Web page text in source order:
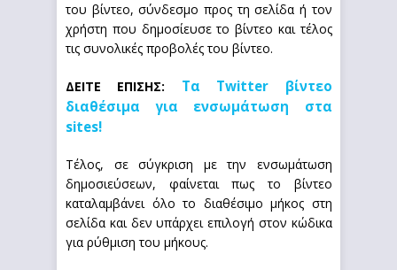
του βίντεο, σύνδεσμο προς τη σελίδα ή τον
χρήστη που δημοσίευσε το βίντεο και τέλος
τις συνολικές προβολές του βίντεο.
ΔΕΙΤΕ ΕΠΙΣΗΣ:
Τα Twitter βίντεο
διαθέσιμα για ενσωμάτωση στα
sites!
Τέλος, σε σύγκριση με την ενσωμάτωση
δημοσιεύσεων, φαίνεται πως το βίντεο
καταλαμβάνει όλο το διαθέσιμο μήκος στη
σελίδα και δεν υπάρχει επιλογή στον κώδικα
για ρύθμιση του μήκους.